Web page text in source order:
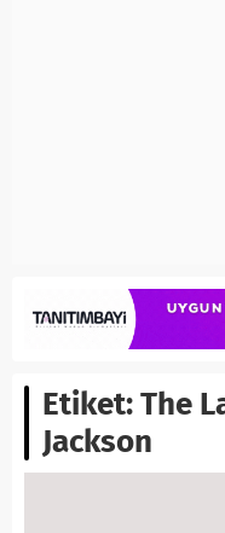
Etiket:The
Jackson